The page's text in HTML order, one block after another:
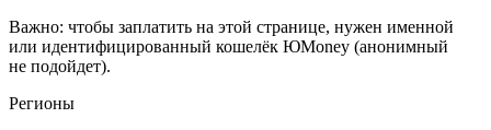
Важно: чтобы заплатить на этой странице, нужен именной
или идентифицированный кошелёк ЮMoney (анонимный
не подойдет).
Регионы